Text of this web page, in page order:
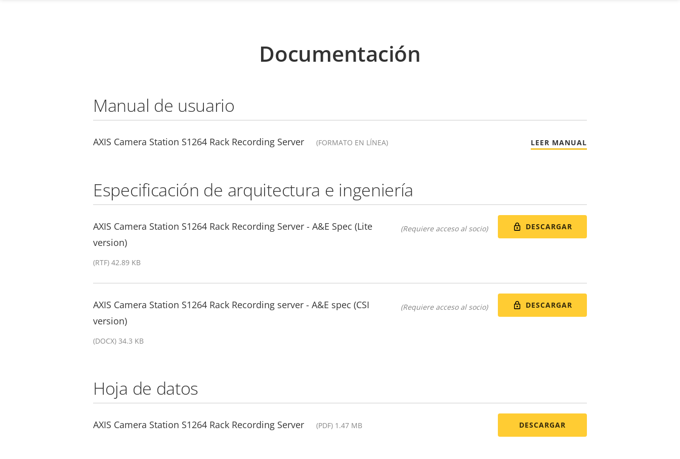
Documentación
Manual de usuario
AXIS Camera Station S1264 Rack Recording Server (FORMATO EN LÍNEA) LEER MANUAL
Especificación de arquitectura e ingeniería
AXIS Camera Station S1264 Rack Recording Server - A&E Spec (Lite
version)
(RTF) 42.89 KB
(Requiere acceso al socio) DESCARGAR
AXIS Camera Station S1264 Rack Recording server - A&E spec (CSI
version)
(DOCX) 34.3 KB
(Requiere acceso al socio) DESCARGAR
Hoja de datos
AXIS Camera Station S1264 Rack Recording Server (PDF) 1.47 MB DESCARGAR